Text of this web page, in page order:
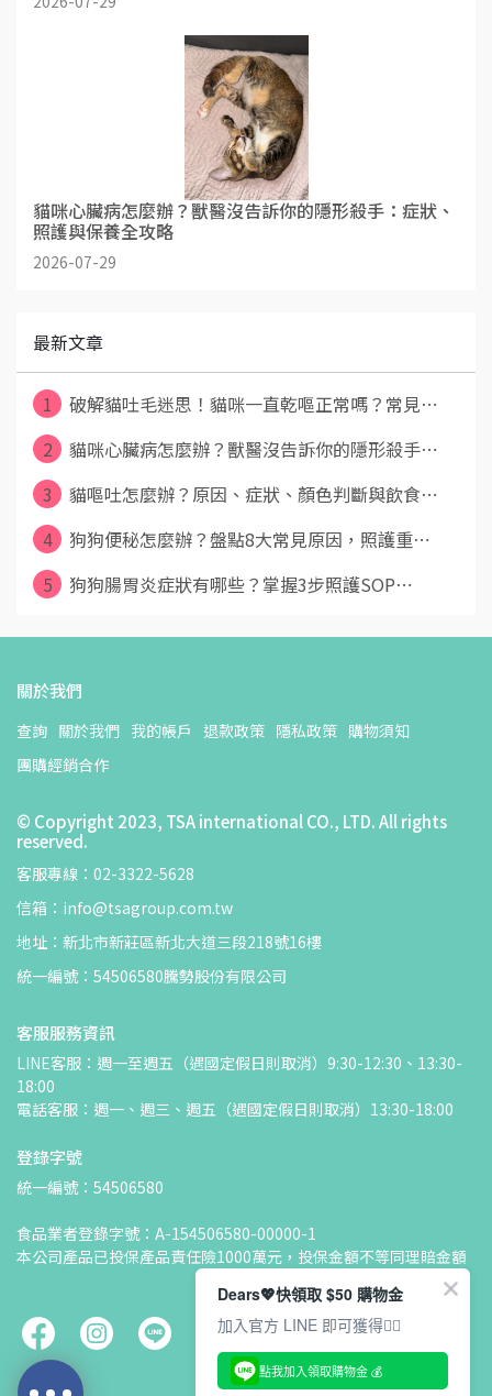
貓咪心臟病怎麼辦？獸醫沒告訴你的隱形殺手：症狀、
照護與保養全攻略
2026-07-29
最新文章
1
破解貓吐毛迷思！貓咪一直乾嘔正常嗎？常見⋯
2
貓咪心臟病怎麼辦？獸醫沒告訴你的隱形殺手⋯
3
貓嘔吐怎麼辦？原因、症狀、顏色判斷與飲食⋯
4
狗狗便秘怎麼辦？盤點8大常見原因，照護重⋯
5
狗狗腸胃炎症狀有哪些？掌握3步照護SOP⋯
關於我們
查詢 關於我們 我的帳戶 退款政策 隱私政策 購物須知
團購經銷合作
© Copyright 2023, TSA international CO., LTD. All rights
reserved.
客服專線：02-3322-5628
信箱：info@tsagroup.com.tw
地址：新北市新莊區新北大道三段218號16樓
統一編號：54506580騰勢股份有限公司
客服服務資訊
LINE客服：週一至週五（遇國定假日則取消）9:30-12:30、13:30-
18:00
電話客服：週一、週三、週五（遇國定假日則取消）13:30-18:00
登錄字號
統一編號：54506580
食品業者登錄字號：A-154506580-00000-1
本公司產品已投保產品責任險1000萬元，投保金額不等同理賠金額
Dears💖快領取 $50 購物金
加入官方 LINE 即可獲得👇🏻
點我加入領取購物金 💰